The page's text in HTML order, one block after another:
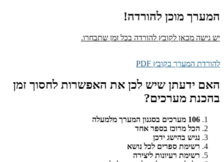
המערך מוכן להורדה!
יש גישה מכאן לקובץ להורדה בכל זמן שתבחרו.
להורדת המערך כקובץ PDF
האם ידעתן שיש לכן את האפשרות לחסוך זמן
בהכנת מערכים?
106 מערכים בסגנון המערך מלמעלה
הכל מרוכז בספר אחד
נגיש בהישג ידכן
רשימת ספרים לכל נושא
רשימת רעיונות ליצירה